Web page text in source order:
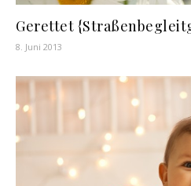
Gerettet
8. Juni 2013